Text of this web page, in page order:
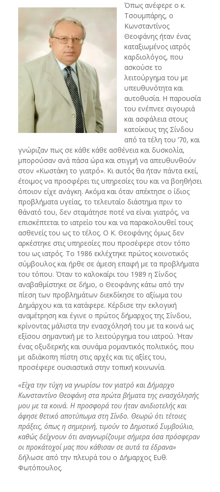
Όπως ανέφερε ο κ.
Τσουμπάρης, ο
Κωνσταντίνος
Θεοφάνης ήταν ένας
καταξιωμένος ιατρός
καρδιολόγος, που
ασκούσε το
λειτούργημα του με
υπευθυνότητα και
αυτοθυσία. Η παρουσία
του ενέπνεε σιγουριά
και ασφάλεια στους
κατοίκους της Σίνδου
από τα τέλη του ’70, και
γνώριζαν πως σε κάθε κάθε ασθένεια και δυσκολία,
μπορούσαν ανά πάσα ώρα και στιγμή να απευθυνθούν
στον «Κωστάκη το γιατρό». Κι αυτός θα ήταν πάντα εκεί,
έτοιμος να προσφέρει τις υπηρεσίες του και να βοηθήσει
όποιον είχε ανάγκη. Ακόμα και όταν απέκτησε ο ίδιος
προβλήματα υγείας, το τελευταίο διάστημα πριν το
θάνατό του, δεν σταμάτησε ποτέ να είναι γιατρός, να
επισκέπτεται το ιατρείο του και να παρακολουθεί τους
ασθενείς του ως το τέλος. Ο Κ. Θεοφάνης όμως δεν
αρκέστηκε στις υπηρεσίες που προσέφερε στον τόπο
του ως ιατρός. Tο 1986 εκλέχτηκε πρώτος κοινοτικός
σύμβουλος και ήρθε σε άμεση επαφή με τα προβλήματα
του τόπου. Όταν το καλοκαίρι του 1989 η Σίνδος
αναβαθμίστηκε σε δήμο, ο Θεοφάνης κάτω από την
πίεση των προβλημάτων διεκδίκησε το αξίωμα του
Δημάρχου και τα κατάφερε. Κέρδισε την εκλογική
αναμέτρηση και έγινε ο πρώτος δήμαρχος της Σίνδου,
κρίνοντας μάλιστα την ενασχόλησή του με τα κοινά ως
εξίσου σημαντική με το λειτούργημα του ιατρού. Ήταν
ένας οξυδερκής και συνάμα ρομαντικός πολιτικός, που
με αδιάκοπη πίστη στις αρχές και τις αξίες του,
προσέφερε ουσιαστικά στην τοπική κοινωνία.
«Είχα την τύχη να γνωρίσω τον γιατρό και Δήμαρχο
Κωνσταντίνο Θεοφάνη στα πρώτα βήματα της ενασχόλησής
μου με τα κοινά. Η προσφορά του ήταν ανιδιοτελής και
άφησε θετικό αποτύπωμα στη Σίνδο. Θεωρώ ότι τέτοιες
πράξεις, όπως η σημερινή, τιμούν το Δημοτικό Συμβούλιο,
καθώς δείχνουν ότι αναγνωρίζουμε σήμερα όσα πρόσφεραν
οι προκάτοχοί μας που κάθισαν σε αυτά τα έδρανα»
δήλωσε από την πλευρά του ο Δήμαρχος Ευθ.
Φωτόπουλος.